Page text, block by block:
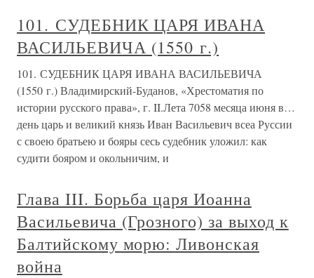
101. СУДЕБНИК ЦАРЯ ИВАНА
ВАСИЛЬЕВИЧА (1550 г.)
101. СУДЕБНИК ЦАРЯ ИВАНА ВАСИЛЬЕВИЧА
(1550 г.) Владимирский-Буданов, «Хрестоматия по
истории русского права», г. II.Лета 7058 месяца июня в…
день царь и великий князь Иван Васильевич всеа Руссии
с своею братьею и бояры сесь судебник уложил: как
судити бояром и окольничим, и
Глава III. Борьба царя Иоанна
Васильевича (Грозного) за выход к
Балтийскому морю: Ливонская
война